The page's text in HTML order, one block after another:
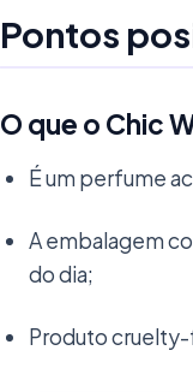
Pontos
O que o Chic
É um perfume
A embalagem
do dia;
Produto cruelty-